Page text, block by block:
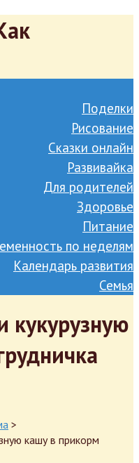
Поделки
Рисование
Сказки онлайн
Развивайка
Для родителей
Здоровье
Питание
по неделям
Календарь развития
Семья
кукурузную
>
кашу в прикорм